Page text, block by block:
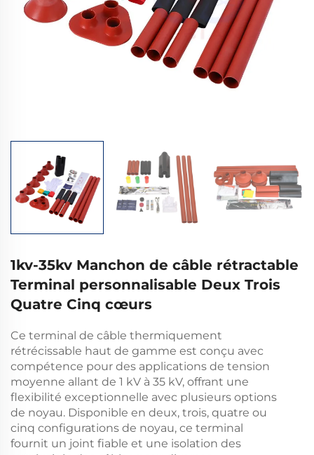
1kv-35kv Manchon de câble rétractable
Terminal personnalisable Deux Trois
Quatre Cinq cœurs
Ce terminal de câble thermiquement
rétrécissable haut de gamme est conçu avec
compétence pour des applications de tension
moyenne allant de 1 kV à 35 kV, offrant une
flexibilité exceptionnelle avec plusieurs options
de noyau. Disponible en deux, trois, quatre ou
cinq configurations de noyau, ce terminal
fournit un joint fiable et une isolation des